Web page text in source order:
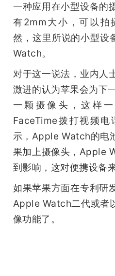
专
题
搞
机
一种应用在小型设备的
有2mm大小，可以拍
然，这里所说的小型
Watch。
对于这一说法，业内人
激进的认为苹果会为下
一颗摄像头，这样
FaceTime拨打视频
示，Apple Watch的电
果加上摄像头，Apple
到影响，这对便携设备
如果苹果方面在专利研
Apple Watch二代或者
像功能了。